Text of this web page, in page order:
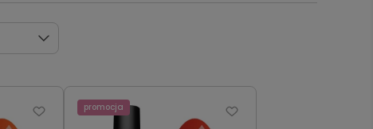
promocja